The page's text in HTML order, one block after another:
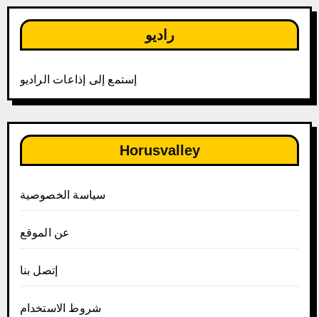
راديو
إستمع إلى إذاعات الراديو
Horusvalley
سياسة الخصوصية
عن الموقع
إتصل بنا
شروط الاستخدام